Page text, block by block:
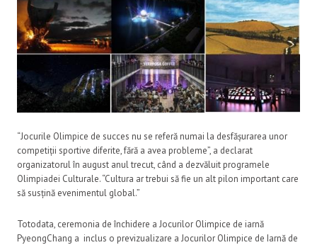
“Jocurile Olimpice de succes nu se referă numai la desfășurarea unor
competiții sportive diferite, fără a avea probleme”, a declarat
organizatorul în august anul trecut, când a dezvăluit programele
Olimpiadei Culturale. “Cultura ar trebui să fie un alt pilon important care
să susțină evenimentul global.”
Totodata, ceremonia de închidere a Jocurilor Olimpice de iarnă
PyeongChang a inclus o previzualizare a Jocurilor Olimpice de Iarnă de